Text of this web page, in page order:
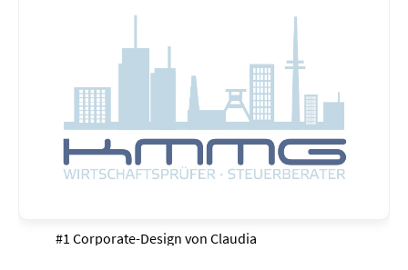
#1 Corporate-Design von Claudia